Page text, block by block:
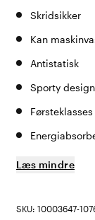
Skridsikker
Kan
Antistatisk
Sporty
Læs mindre
SKU: 10003647-